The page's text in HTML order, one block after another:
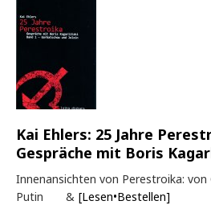
Kai Ehlers: 25 Jahre
Gespräche mit Boris
Innenansichten von Perestroika:
Putin & [Lesen•Bestellen]